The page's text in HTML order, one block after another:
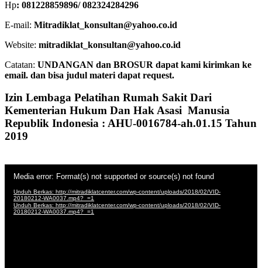
Hp: 081228859896/ 082324284296
E-mail: Mitradiklat_konsultan@yahoo.co.id
Website: mitradiklat_konsultan@yahoo.co.id
Catatan: UNDANGAN dan BROSUR dapat kami kirimkan ke
email. dan bisa judul materi dapat request.
Izin Lembaga Pelatihan Rumah Sakit Dari
Kementerian Hukum Dan Hak Asasi Manusia
Republik Indonesia : AHU-0016784-ah.01.15 Tahun
2019
Video
Media error: Format(s) not supported or source(s) not found
Unduh Berkas: http://mitradiklatcenter.com/wp-content/uploads/2018/02/VID-
20180212-WA0037.mp4?_=1
Unduh Berkas: http://mitradiklatcenter.com/wp-content/uploads/2018/02/VID-
20180212-WA0037.mp4?_=1